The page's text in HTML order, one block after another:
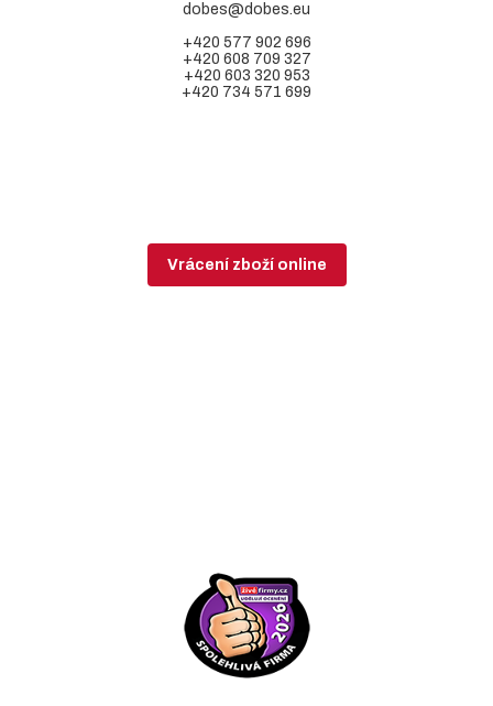
dobes@dobes.eu
+420 577 902 696
+420 608 709 327
+420 603 320 953
+420 734 571 699
Vrácení zboží online